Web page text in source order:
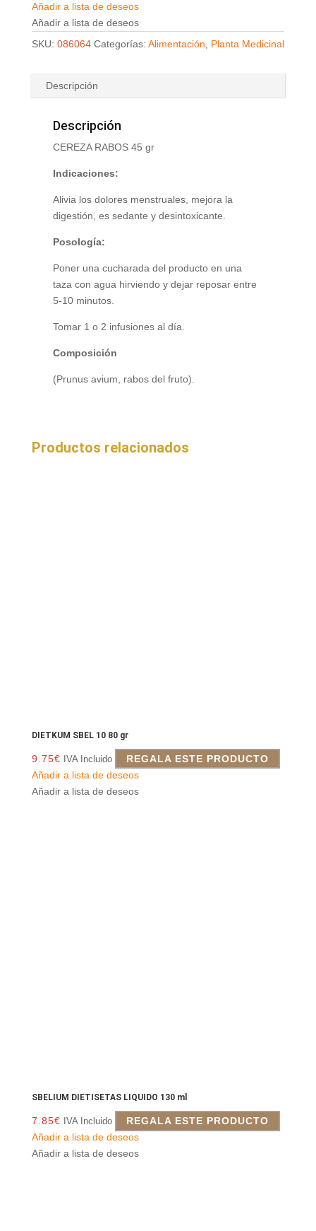
Añadir a lista de deseos
Añadir a lista de deseos
SKU: 086064 Categorías: Alimentación, Planta Medicinal
Descripción
Descripción
CEREZA RABOS 45 gr
Indicaciones:
Alivia los dolores menstruales, mejora la
digestión, es sedante y desintoxicante.
Posología:
Poner una cucharada del producto en una
taza con agua hirviendo y dejar reposar entre
5-10 minutos.
Tomar 1 o 2 infusiones al día.
Composición
(Prunus avium, rabos del fruto).
Productos relacionados
DIETKUM SBEL 10 80 gr
9.75€ IVA Incluido
REGALA ESTE PRODUCTO
Añadir a lista de deseos
Añadir a lista de deseos
SBELIUM DIETISETAS LIQUIDO 130 ml
7.85€ IVA Incluido
REGALA ESTE PRODUCTO
Añadir a lista de deseos
Añadir a lista de deseos